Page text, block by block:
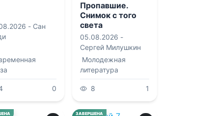
- Сан
0
Пропавшие.
Снимок с того
света
05.08.2026 -
Сергей Милушкин
Молодежная
литература
8 1
ЗАВЕРШЕНА
10.0